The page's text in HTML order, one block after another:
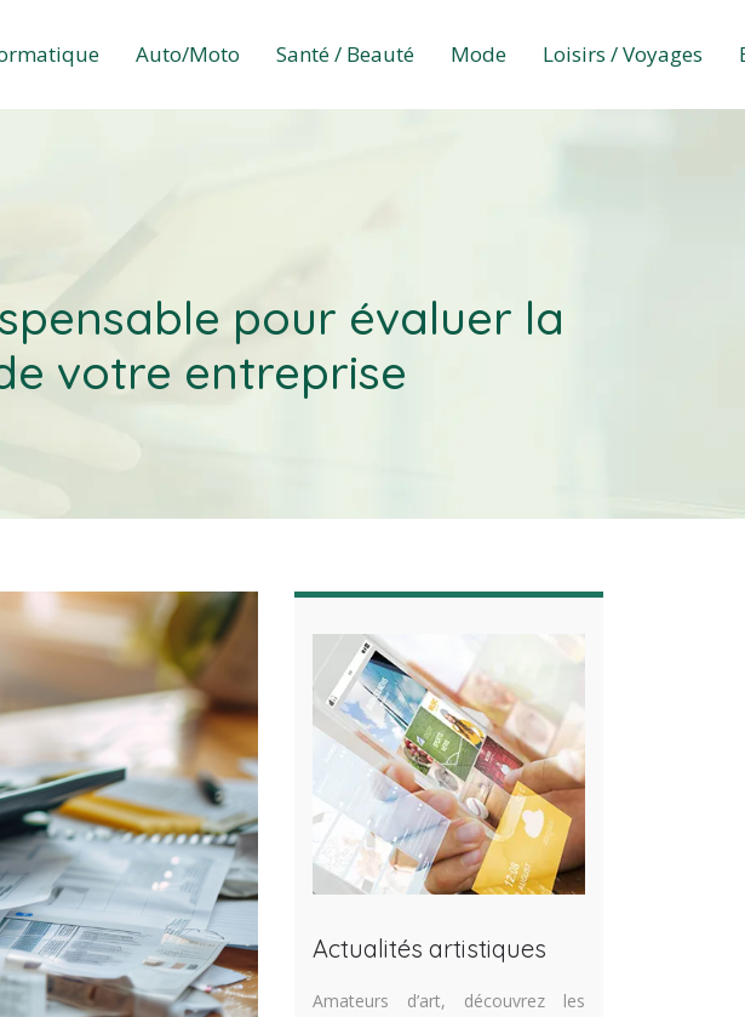
Auto/Moto Santé / Beauté Mode Loisirs / Voyages
pour évaluer la
votre entreprise
Actualités artistiques
Amateurs d’art, découvrez les